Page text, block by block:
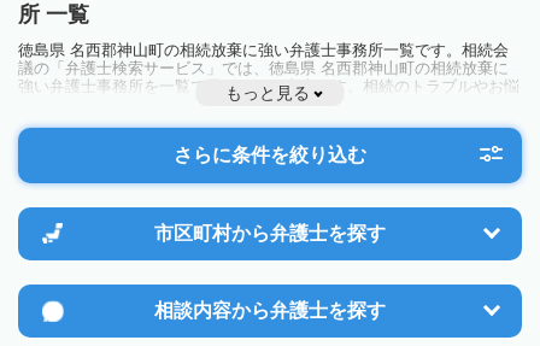
所 一覧
徳島県 名西郡神山町の相続放棄に強い弁護士事務所一覧です。相続会
議の「弁護士検索サービス」では、徳島県 名西郡神山町の相続放棄に
強い弁護士事務所を一覧で見ることが出来ます。相続のトラブルやお悩
みを抱えている方は一度近隣の弁護士に相談してみましょう。
もっと見る
さらに条件を絞り込む
市区町村から弁護士を探す
相談内容から弁護士を探す